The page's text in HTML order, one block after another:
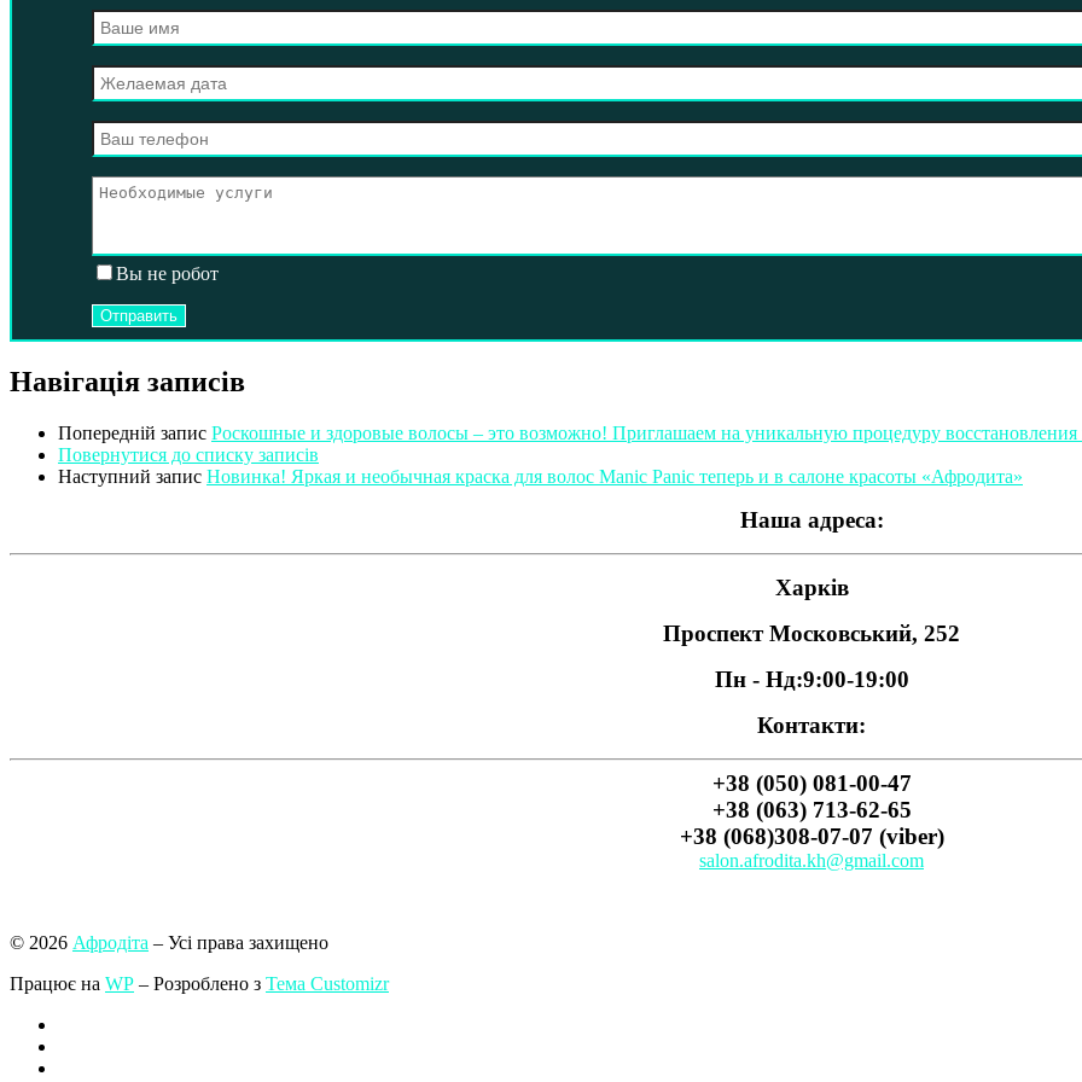
Вы не робот
Навігація записів
Попередній запис Роскошные и здоровые волосы – это возможно! Приглашаем на уникальную процедуру восстановления
Повернутися до списку записів
Наступний запис Новинка! Яркая и необычная краска для волос Manic Panic теперь и в салоне красоты «Афродита»
Наша адреса:
Харків
Проспект Московський, 252
Пн - Нд:9:00-19:00
Контакти:
+38 (050) 081-00-47
+38 (063) 713-62-65
+38 (068)308-07-07 (viber)
salon.afrodita.kh@gmail.com
© 2026 Афродіта – Усі права захищено
Працює на WP – Розроблено з Тема Customizr